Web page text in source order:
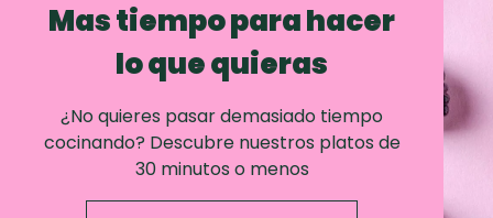
Mas tiempo para hacer
lo que quieras
¿No quieres pasar demasiado tiempo
cocinando? Descubre nuestros platos de
30 minutos o menos